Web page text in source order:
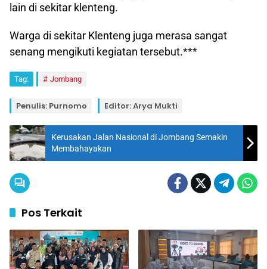
lain di sekitar klenteng.
Warga di sekitar Klenteng juga merasa sangat
senang mengikuti kegiatan tersebut.***
Tag: Jombang
Penulis: Purnomo Editor: Arya Mukti
Kerusakan Jalan Nasional di Jombang Semakin
Membahayakan
Pos Terkait